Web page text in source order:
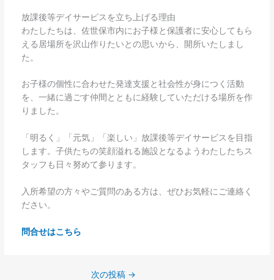
放課後等デイサービスを立ち上げる理由
わたしたちは、佐世保市内にお子様と保護者に安心してもら
える居場所を沢山作りたいとの思いから、開所いたしまし
た。
お子様の個性に合わせた発達支援と社会性が身につく活動
を、一緒に過ごす仲間とともに経験していただける場所を作
りました。
「明るく」「元気」「楽しい」放課後等デイサービスを目指
します。子供たちの笑顔溢れる施設となるようわたしたちス
タッフも日々努めて参ります。
入所希望の方々やご質問のある方は、ぜひお気軽にご連絡く
ださい。
問合せはこちら
次の投稿 →